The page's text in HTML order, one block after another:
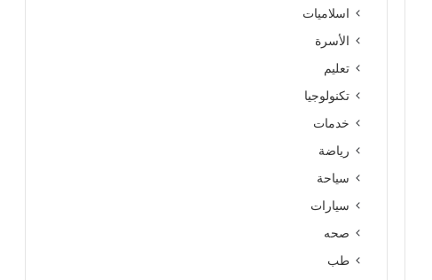
اسلاميات
الأسرة
تعليم
تكنولوجيا
خدمات
رياضة
سياحة
سيارات
صحه
طب